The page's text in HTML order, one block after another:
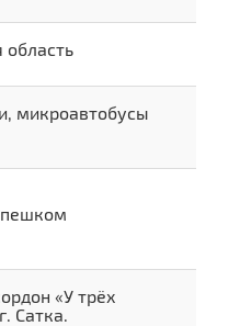
область
микроавтобусы
пешком
«У трёх
Сатка.